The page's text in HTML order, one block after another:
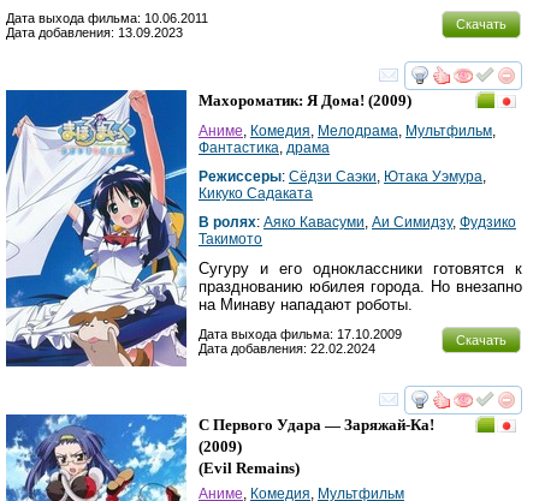
Скачать
Дата выхода фильма: 10.06.2011
Дата добавления: 13.09.2023
смотреть
Махороматик: Я Дома! (2009)
Аниме, Комедия, Мелодрама, Мультфильм,
Фантастика, драма
Режиссеры: Сёдзи Саэки, Ютака Уэмура,
Кикуко Садаката
В ролях: Аяко Кавасуми, Аи Симидзу, Фудзико
Такимото
Сугуру и его одноклассники готовятся к
празднованию юбилея города. Но внезапно
на Минаву нападают роботы.
Скачать
Дата выхода фильма: 17.10.2009
Дата добавления: 22.02.2024
смотреть
С Первого Удара — Заряжай-Ка!
(2009)
(Evil Remains)
Аниме, Комедия, Мультфильм